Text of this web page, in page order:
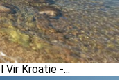
Kroatie -...